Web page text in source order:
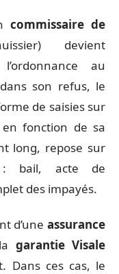
commissaire de
devient
au
son refus, le
de saisies sur
fonction de sa
long, repose sur
: bail, acte de
des impayés.
d’une assurance
garantie Visale
Dans ces cas, le